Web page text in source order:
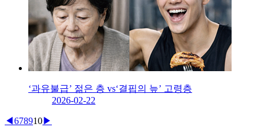
‘과유불급’ 젊은 층 vs‘결핍의 늪’ 고령층
2026-02-22
◀678910▶